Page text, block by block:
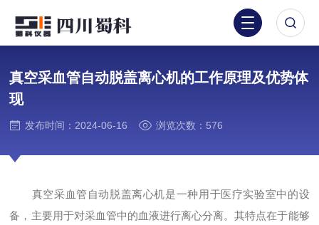
真空采血管自动脱盖离心机的工作原理及优势体
现
发布时间：2024-06-16 浏览次数：576
真空采血管自动脱盖离心机是一种用于医疗实验室中的设
备，主要用于对采血管中的血液进行离心分离。其特点在于能够